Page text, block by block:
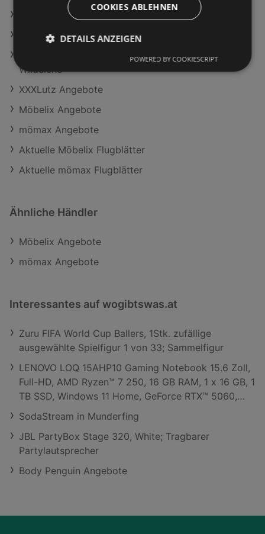
Armlehnstuhl Nora Grün/Schwarz
HOCHFLORTEPPICH JAJRU
Eckküche Hilde ohne Geräte ca. 310x172 cm Weiß,
Wildeiche
XXXLutz Angebote
Möbelix Angebote
mömax Angebote
Aktuelle Möbelix Flugblätter
Aktuelle mömax Flugblätter
Ähnliche Händler
Möbelix Angebote
mömax Angebote
Interessantes auf wogibtswas.at
Zuru FIFA World Cup Ballers, 1Stk. zufällige
ausgewählte Spielfigur 1 von 33; Sammelfigur
LENOVO LOQ 15AHP10 Gaming Notebook 15.6 Zoll,
Full-HD, AMD Ryzen™ 7 250, 16 GB RAM, 1 x 16 GB, 1
TB SSD, Windows 11 Home, GeForce RTX™ 5060,
Grau
SodaStream in Munderfing
JBL PartyBox Stage 320, White; Tragbarer
Partylautsprecher
Body Penguin Angebote
COOKIES ABLEHNEN
DETAILS ANZEIGEN
POWERED BY COOKIESCRIPT